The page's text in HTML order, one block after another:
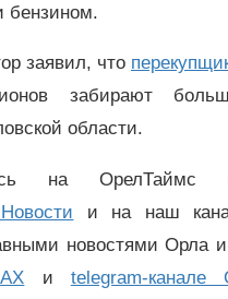
бензином.
заявил, что
забирают
области.
на
и на наш
новостями Орла
и telegram-канале